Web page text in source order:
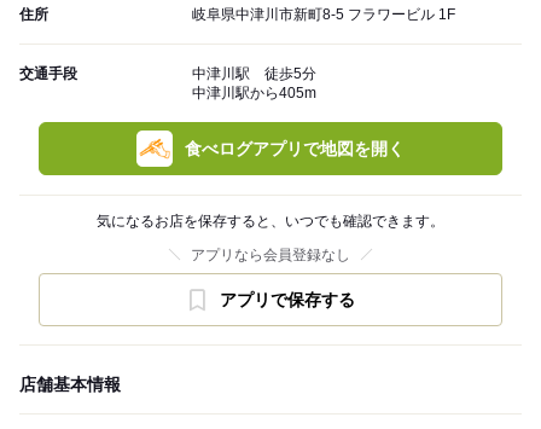
住所 岐阜県中津川市新町8-5 フラワービル 1F
交通手段
中津川駅 徒歩5分
中津川駅から405m
食べログアプリで地図を開く
気になるお店を保存すると、いつでも確認できます。
アプリなら会員登録なし
アプリで保存する
店舗基本情報